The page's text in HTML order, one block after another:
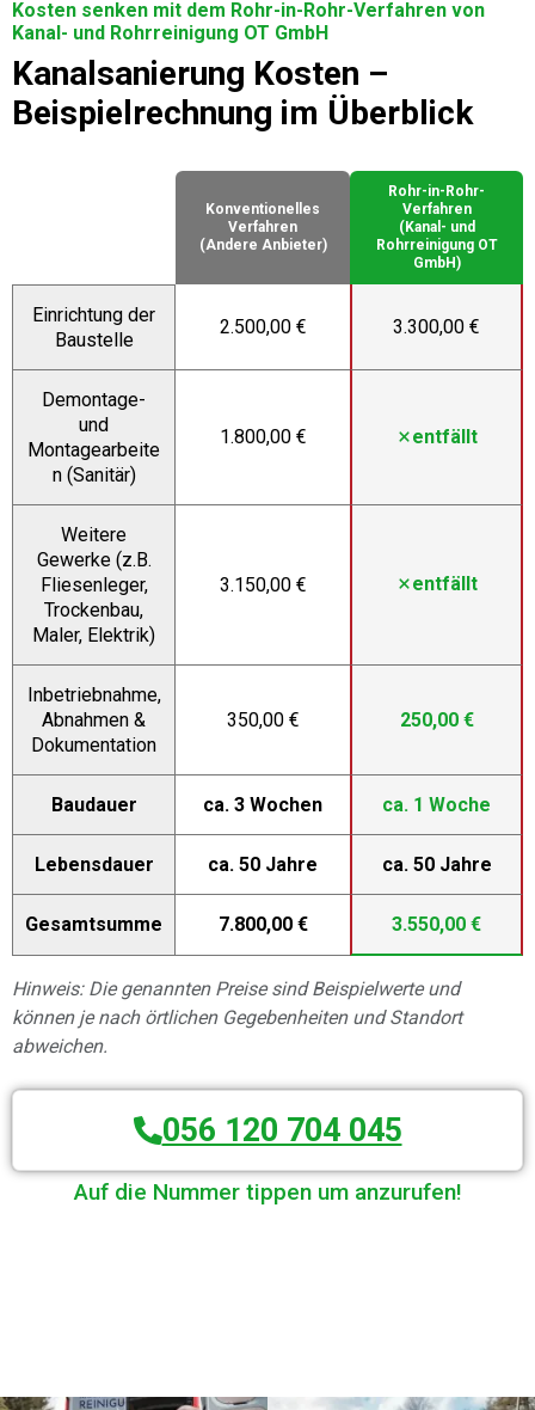
Kosten senken mit dem Rohr-in-Rohr-Verfahren von
Kanal- und Rohrreinigung OT GmbH
Kanalsanierung Kosten –
Beispielrechnung im Überblick
Konventionelles
Verfahren
(Andere Anbieter)
Rohr-in-Rohr-
Verfahren
(Kanal- und
Rohrreinigung OT
GmbH)
Einrichtung der
Baustelle
2.500,00 € 3.300,00 €
Demontage-
und
Montagearbeite
n (Sanitär)
1.800,00 € entfällt
Weitere
Gewerke (z.B.
Fliesenleger,
Trockenbau,
Maler, Elektrik)
3.150,00 € entfällt
Inbetriebnahme,
Abnahmen &
Dokumentation
350,00 € 250,00 €
Baudauer ca. 3 Wochen ca. 1 Woche
Lebensdauer ca. 50 Jahre ca. 50 Jahre
Gesamtsumme 7.800,00 € 3.550,00 €
Hinweis: Die genannten Preise sind Beispielwerte und
können je nach örtlichen Gegebenheiten und Standort
abweichen.
056 120 704 045
Auf die Nummer tippen um anzurufen!